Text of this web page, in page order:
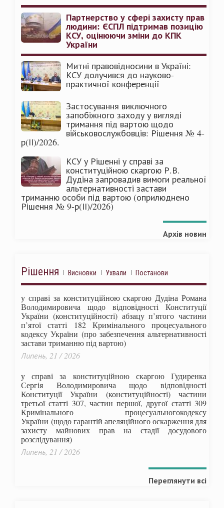
Партнерство у сфері захисту прав
людини: ЄСПЛ підтримав позицію
КСУ, оцінюючи зміни до КПК
України
Митні правовідносини в Україні:
КСУ долучився до науково-
практичної конференції
Застосування виключного
запобіжного заходу у вигляді
тримання під вартою щодо
військовослужбовців: Рішення № 4-
р(ІІ)/2026.
КСУ у Рішенні у справі за
конституційною скаргою Р.В.
Дудіна запровадив вимоги реальної
альтернативності застави
триманню особи під вартою (оприлюднено
Рішення № 9-р(ІІ)/2026)
Архів новин
Рішення Висновки Ухвали Постанови
у справі за конституційною скаргою Дудіна Романа
Володимировича щодо відповідності Конституції
України (конституційності) абзацу п’ятого частини
п’ятої статті 182 Кримінального процесуального
кодексу України (про забезпечення альтернативності
застави триманню під вартою)
Липень, 21 / 2026
у справі за конституційною скаргою Гудиренка
Сергія Володимировича щодо відповідності
Конституції України (конституційності) частини
третьої статті 307, частин першої, другої статті 309
Кримінального процесуальногокодексу
України (щодо гарантій апеляційного оскарження для
захисту майнових прав на стадії досудового
розслідування)
Липень, 21 / 2026
Переглянути всі